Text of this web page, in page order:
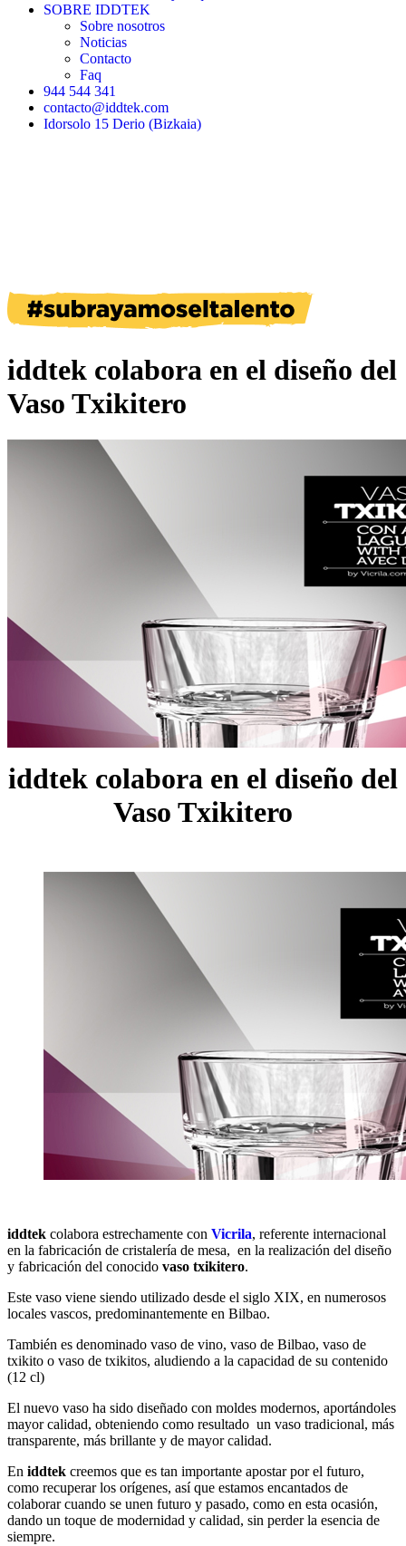
SOBRE IDDTEK
Sobre nosotros
Noticias
Contacto
Faq
944 544 341
contacto@iddtek.com
Idorsolo 15 Derio (Bizkaia)
iddtek colabora en el diseño del
Vaso Txikitero
iddtek colabora en el diseño del
Vaso Txikitero
iddtek colabora estrechamente con Vicrila, referente internacional
en la fabricación de cristalería de mesa, en la realización del diseño
y fabricación del conocido vaso txikitero.
Este vaso viene siendo utilizado desde el siglo XIX, en numerosos
locales vascos, predominantemente en Bilbao.
También es denominado vaso de vino, vaso de Bilbao, vaso de
txikito o vaso de txikitos, aludiendo a la capacidad de su contenido
(12 cl)
El nuevo vaso ha sido diseñado con moldes modernos, aportándoles
mayor calidad, obteniendo como resultado un vaso tradicional, más
transparente, más brillante y de mayor calidad.
En iddtek creemos que es tan importante apostar por el futuro,
como recuperar los orígenes, así que estamos encantados de
colaborar cuando se unen futuro y pasado, como en esta ocasión,
dando un toque de modernidad y calidad, sin perder la esencia de
siempre.